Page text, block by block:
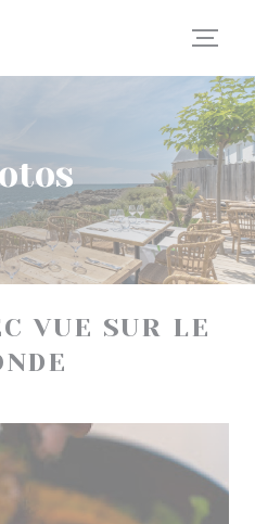
matière de cookies
VUE SUR LE